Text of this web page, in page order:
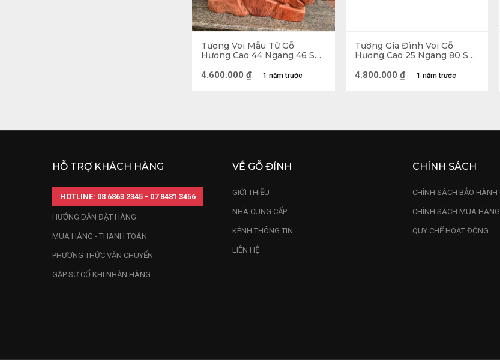
Tượng Voi Mẫu Tử Gỗ
Hương Cao 44 Ngang 46 Sâu
1 năm trước
4.600.000 ₫
Tượng Gia Đình Voi Gỗ
Hương Cao 25 Ngang 80 Sâu
1 năm trước
4.800.000 ₫
HỖ TRỢ KHÁCH HÀNG
HOTLINE: 08 6863 2345 - 07 8481 3456
HƯỚNG DẪN ĐẶT HÀNG
MUA HÀNG - THANH TOÁN
PHƯƠNG THỨC VẬN CHUYỂN
GẶP SỰ CỐ KHI NHẬN HÀNG
VỀ GỖ ĐỈNH
GIỚI THIỆU
NHÀ CUNG CẤP
KÊNH THÔNG TIN
LIÊN HỆ
CHÍNH SÁCH
CHÍNH SÁCH BẢO HÀNH
CHÍNH SÁCH MUA HÀNG
QUY CHẾ HOẠT ĐỘNG